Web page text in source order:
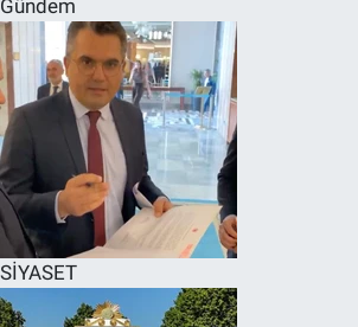
Gündem
SİYASET
SPOR
RESMİ İLANLAR